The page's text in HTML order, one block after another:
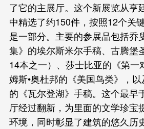
了它的主展厅。这个新展览从亨
中精选了约150件，按照12个关
是一部分。主要的参展品包括乔
集》的埃尔斯米尔手稿、古腾堡
14本之一）、莎士比亚的《第一
姆斯•奥杜邦的《美国鸟类》，以
的《瓦尔登湖》手稿。这个最早
厅经过翻新，为里面的文学珍宝
环境，同时彰显了建筑的悠久历